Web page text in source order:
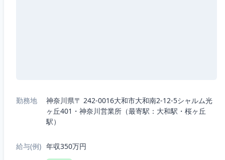
勤務地
神奈川県〒 242-0016大和市大和南2-12-5シャルム光
ヶ丘401・神奈川営業所（最寄駅：大和駅・桜ヶ丘
駅）
給与(例) 年収350万円